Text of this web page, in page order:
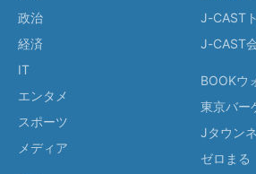
政治
経済
IT
エンタメ
スポーツ
メディア
J-CAST
J-CAST
BOOKウ
東京バー
Jタウン
ゼロまる